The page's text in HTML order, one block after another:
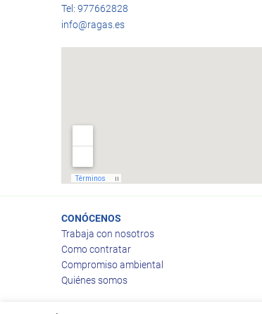
Tel: 977662828
info@ragas.es
CONÓCENOS
Trabaja con nosotros
Como contratar
Compromiso ambiental
Quiénes somos